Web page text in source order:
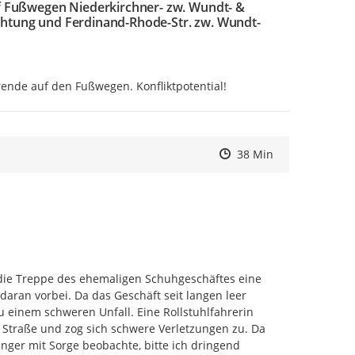
Niederkirchner- zw. Wundt- &
und Ferdinand-Rhode-Str. zw. Wundt-
auf den Fußwegen. Konfliktpotential!
Zeitpunkt des
Zeitpunkt des
38 MinZur Äußerung
Treppe des ehemaligen Schuhgeschäftes eine
vorbei. Da das Geschäft seit langen leer
einem schweren Unfall. Eine Rollstuhlfahrerin
und zog sich schwere Verletzungen zu. Da
mit Sorge beobachte, bitte ich dringend